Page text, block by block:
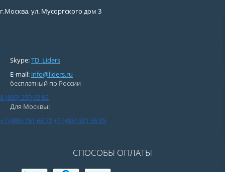
г.Москва, ул. Мусоргского дом 3
Skype:TD_Liders
E-mail: info@liders.ru
бесплатный по России
8 (800) 250 02 82
Для Москвы:
+7 (495) 781 68 72+7 (495) 921 55 95
СПОСОБЫ ОПЛАТЫ